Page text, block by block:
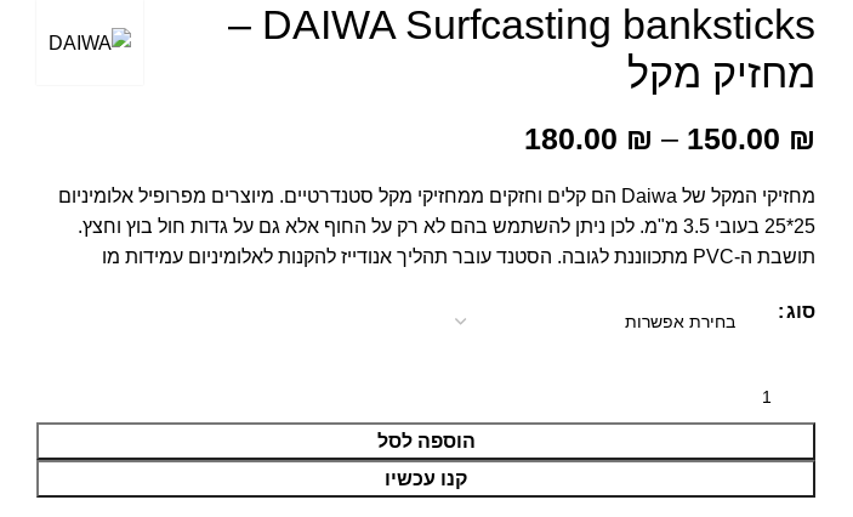
DAIWA Surfcasting banksticks –
מחזיק מקל
150.00 ₪
–
180.00 ₪
מחזיקי המקל של Daiwa הם קלים וחזקים ממחזיקי מקל סטנדרטיים. מיוצרים מפרופיל אלומיניום
25*25 בעובי 3.5 מ"מ. לכן ניתן להשתמש בהם לא רק על החוף אלא גם על גדות חול בוץ וחצץ.
תושבת ה-PVC מתכווננת לגובה. הסטנד עובר תהליך אנודייז להקנות לאלומיניום עמידות מו
סוג
הוספה לסל
קנו עכשיו